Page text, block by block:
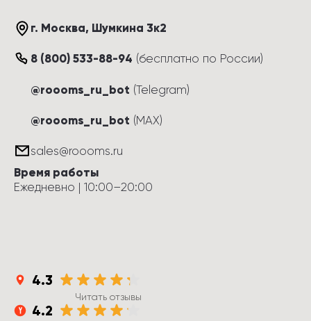
г. Москва, Шумкина 3к2
8 (800) 533-88-94 (бесплатно по России)
@roooms_ru_bot (Telegram)
@roooms_ru_bot (MAX)
sales@roooms.ru
Время работы
Ежедневно | 10:00–20:00
4.3
Читать отзывы
4.2